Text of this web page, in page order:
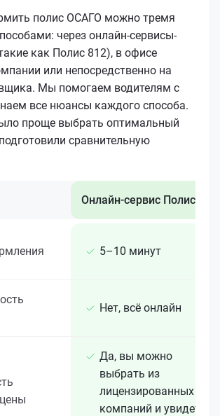
полис ОСАГО можно тремя
через онлайн-сервисы-
как Полис 812), в офисе
или непосредственно на
Мы помогаем водителям с
все нюансы каждого способа.
проще выбрать оптимальный
сравнительную
Онлайн-сервис Полис 812
5–10 минут
Нет, всё онлайн
Да, вы можно
выбрать из
лицензированных 15+
компаний и увидеть,